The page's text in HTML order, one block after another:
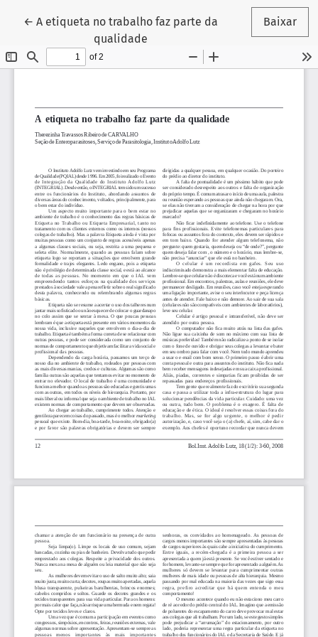
←Voltar aos Detalhes do Artigo
A etiqueta no trabalho faz parte da
qualidade
Baixar